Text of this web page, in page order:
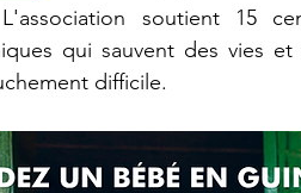
soutient 15
qui sauvent des vies
difficile.